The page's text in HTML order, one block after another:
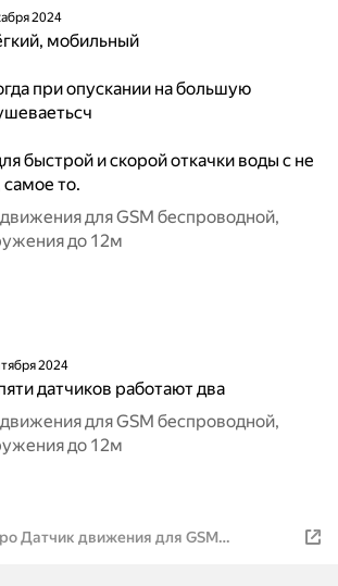
2024
мобильный
при опускании на большую
быстрой и скорой откачки воды с не
то.
для GSM беспроводной,
до 12м
2024
датчиков работают два
для GSM беспроводной,
до 12м
Датчик движения для GSM